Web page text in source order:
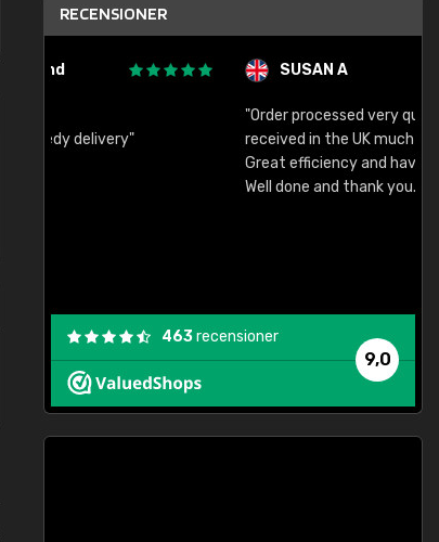
RECENSIONER
SUSAN A
"Order processed very quickly. Samples
received in the UK much earlier than expected.
Great efficiency and have already used again.
9,0
463recensioner